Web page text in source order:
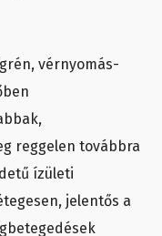
vérnyomás-
reggelen továbbra
ízületi
jelentős a